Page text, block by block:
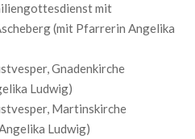
mit
(mit Pfarrerin Angelika
Gnadenkirche
Ludwig)
Martinskirche
Ludwig)